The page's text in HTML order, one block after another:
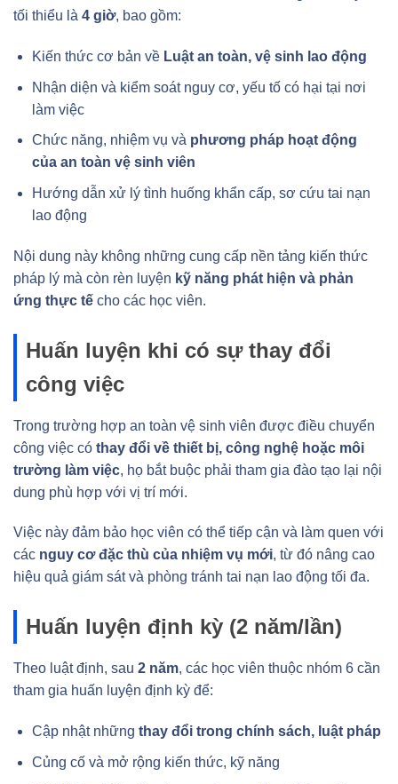
tối thiểu là 4 giờ, bao gồm:
Kiến thức cơ bản về Luật an toàn, vệ sinh lao động
Nhận diện và kiểm soát nguy cơ, yếu tố có hại tại nơi
làm việc
Chức năng, nhiệm vụ và phương pháp hoạt động
của an toàn vệ sinh viên
Hướng dẫn xử lý tình huống khẩn cấp, sơ cứu tai nạn
lao động
Nội dung này không những cung cấp nền tảng kiến thức
pháp lý mà còn rèn luyện kỹ năng phát hiện và phản
ứng thực tế cho các học viên.
Huấn luyện khi có sự thay đổi
công việc
Trong trường hợp an toàn vệ sinh viên được điều chuyển
công việc có thay đổi về thiết bị, công nghệ hoặc môi
trường làm việc, họ bắt buộc phải tham gia đào tạo lại nội
dung phù hợp với vị trí mới.
Việc này đảm bảo học viên có thể tiếp cận và làm quen với
các nguy cơ đặc thù của nhiệm vụ mới, từ đó nâng cao
hiệu quả giám sát và phòng tránh tai nạn lao động tối đa.
Huấn luyện định kỳ (2 năm/lần)
Theo luật định, sau 2 năm, các học viên thuộc nhóm 6 cần
tham gia huấn luyện định kỳ để:
Cập nhật những thay đổi trong chính sách, luật pháp
Củng cố và mở rộng kiến thức, kỹ năng